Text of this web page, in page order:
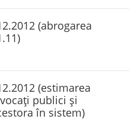
(abrogarea
(estimarea
publici şi
în sistem)